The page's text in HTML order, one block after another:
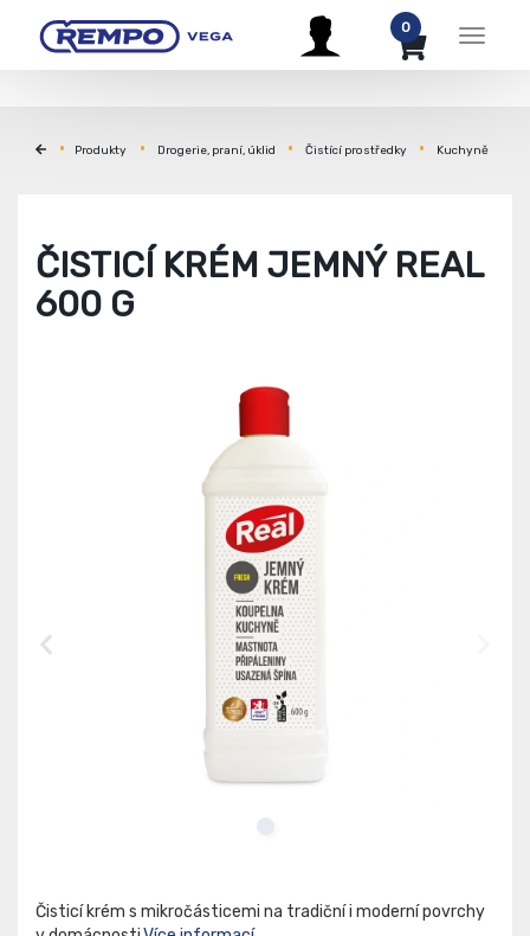
Menu
0
Produkty Drogerie, praní, úklid Čistící prostředky Kuchyně
ČISTICÍ KRÉM JEMNÝ REAL
600 G
Čisticí krém s mikročásticemi na tradiční i moderní povrchy